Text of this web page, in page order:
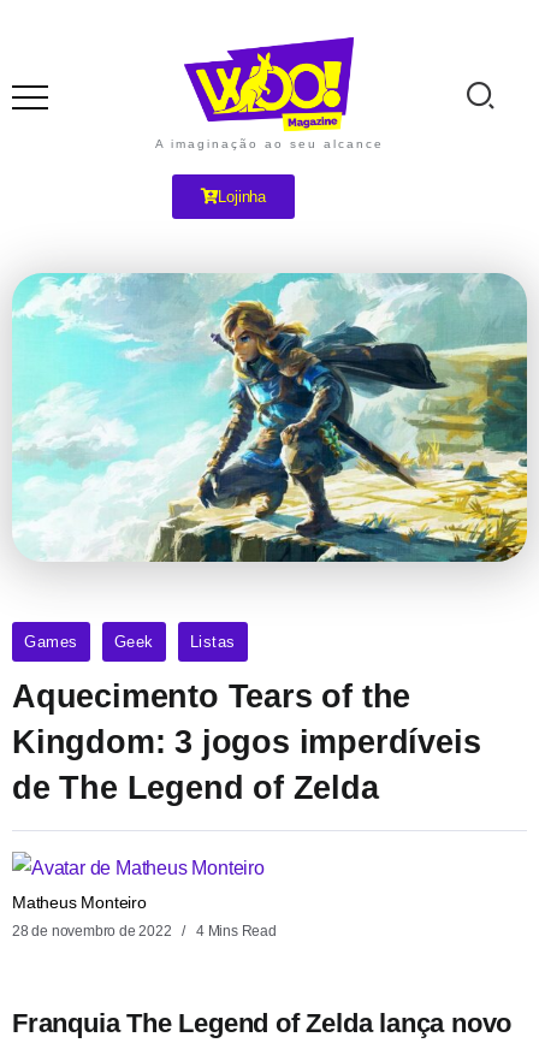
A imaginação ao seu alcance
Lojinha
Games Geek Listas
Aquecimento Tears of the
Kingdom: 3 jogos imperdíveis
de The Legend of Zelda
Matheus Monteiro
28 de novembro de 2022 4 Mins Read
Franquia The Legend of Zelda lança novo